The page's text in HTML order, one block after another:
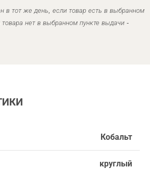
в тот же день, если товар есть в выбранном
нет в выбранном пункте выдачи -
Кобальт
круглый